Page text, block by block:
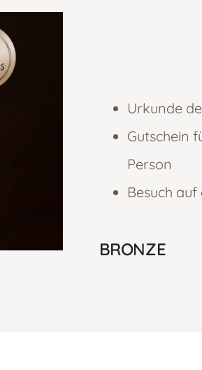
Urkunde
Gutschein
Person
Besuch
BRONZE